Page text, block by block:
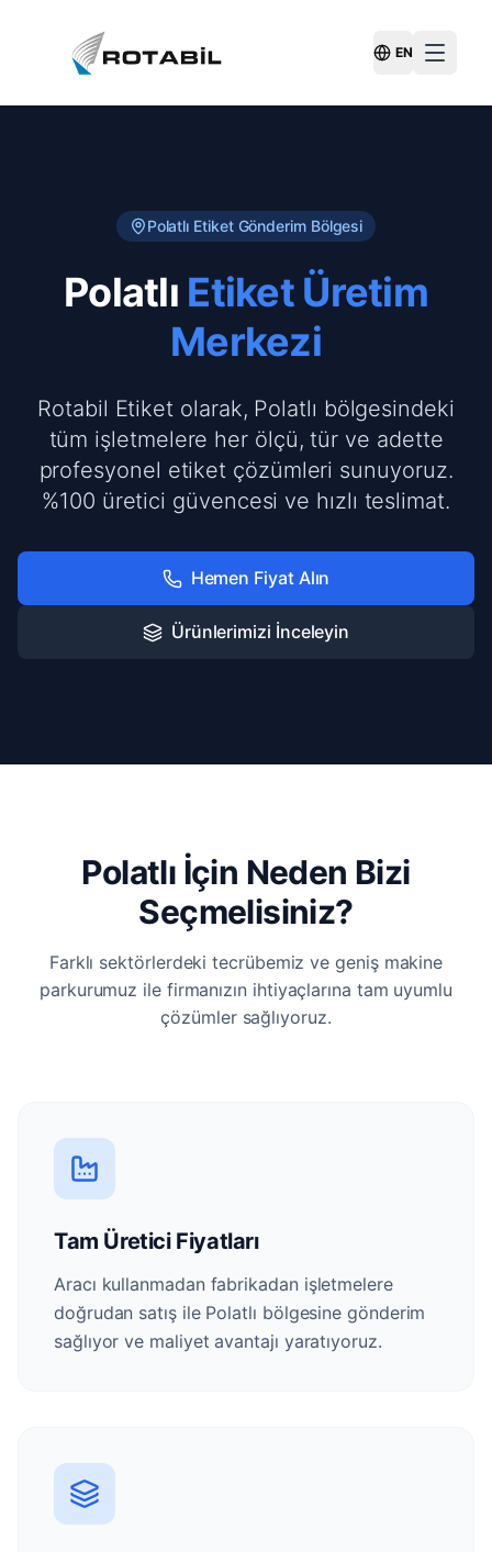
Switch
EN
Polatlı Etiket Gönderim Bölgesi
Polatlı Etiket Üretim
Merkezi
Rotabil Etiket olarak, Polatlı bölgesindeki
tüm işletmelere her ölçü, tür ve adette
profesyonel etiket çözümleri sunuyoruz.
%100 üretici güvencesi ve hızlı teslimat.
Hemen Fiyat Alın
Ürünlerimizi İnceleyin
Polatlı İçin Neden Bizi
Seçmelisiniz?
Farklı sektörlerdeki tecrübemiz ve geniş makine
parkurumuz ile firmanızın ihtiyaçlarına tam uyumlu
çözümler sağlıyoruz.
Tam Üretici Fiyatları
Aracı kullanmadan fabrikadan işletmelere
doğrudan satış ile Polatlı bölgesine gönderim
sağlıyor ve maliyet avantajı yaratıyoruz.